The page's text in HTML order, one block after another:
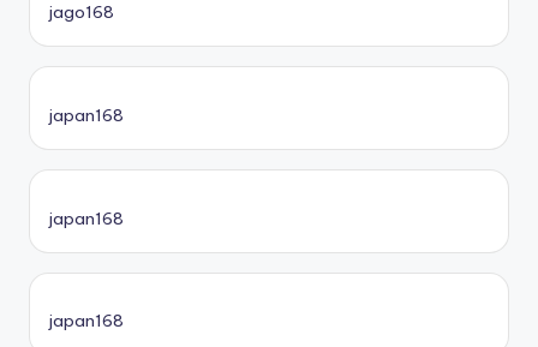
jago168
japan168
japan168
japan168